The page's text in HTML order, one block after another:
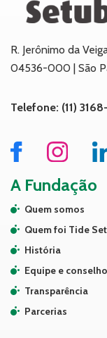
R. Jerônimo da
04536-000 | São
Telefone: (11)
A Fundação
Quem somos
Quem foi Tide
História
Equipe e conselho
Transparência
Parcerias